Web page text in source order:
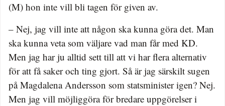
(M) hon inte vill bli tagen för given av.
– Nej, jag vill inte att någon ska kunna göra det. Man
ska kunna veta som väljare vad man får med KD.
Men jag har ju alltid sett till att vi har flera alternativ
för att få saker och ting gjort. Så är jag särskilt sugen
på Magdalena Andersson som statsminister igen? Nej.
Men jag vill möjliggöra för bredare uppgörelser i